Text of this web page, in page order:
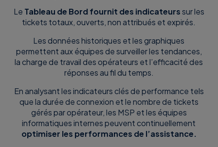
Le Tableau de Bord fournit des indicateurssur les
tickets totaux, ouverts, non attribués et expirés.
Les données historiques et les graphiques
permettent aux équipes de surveiller les tendances,
la charge de travail des opérateurs et l’efficacité des
réponses au fil du temps.
En analysant les indicateurs clés de performance tels
que la durée de connexion et le nombre de tickets
gérés par opérateur, les MSP et les équipes
informatiques internes peuvent continuellement
optimiser les performances de l’assistance.